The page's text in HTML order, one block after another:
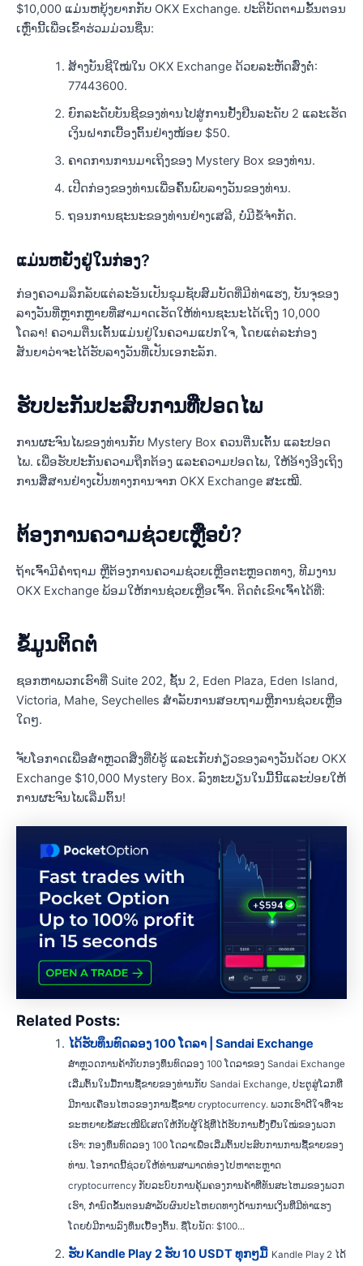
$10,000 ແມ່ນຫຍຸ້ງຍາກກັບ OKX Exchange. ປະຕິບັດຕາມຂັ້ນຕອນ
ເຫຼົ່ານີ້ເພື່ອເຂົ້າຮ່ວມມ່ວນຊື່ນ:
ສ້າງບັນຊີໃໝ່ໃນ OKX Exchange ດ້ວຍລະຫັດສົ່ງຕໍ່:
77443600.
ຍົກລະດັບບັນຊີຂອງທ່ານໄປສູ່ການຢັ້ງຢືນລະດັບ 2 ແລະເຮັດ
ເງິນຝາກເບື້ອງຕົ້ນຢ່າງໜ້ອຍ $50.
ຄາດການການມາເຖິງຂອງ Mystery Box ຂອງທ່ານ.
ເປີດກ່ອງຂອງທ່ານເພື່ອຄົ້ນພົບລາງວັນຂອງທ່ານ.
ຖອນການຊະນະຂອງທ່ານຢ່າງເສລີ, ບໍ່ມີຂໍ້ຈໍາກັດ.
ແມ່ນຫຍັງຢູ່ໃນກ່ອງ?
ກ່ອງຄວາມລຶກລັບແຕ່ລະອັນເປັນຂຸມຊັບສົມບັດທີ່ມີທ່າແຮງ, ບັນຈຸຂອງ
ລາງວັນທີ່ຫຼາກຫຼາຍທີ່ສາມາດເຮັດໃຫ້ທ່ານຊະນະໄດ້ເຖິງ 10,000
ໂດລາ! ຄວາມຕື່ນເຕັ້ນແມ່ນຢູ່ໃນຄວາມແປກໃຈ, ໂດຍແຕ່ລະກ່ອງ
ສັນຍາວ່າຈະໄດ້ຮັບລາງວັນທີ່ເປັນເອກະລັກ.
ຮັບປະກັນປະສົບການທີ່ປອດໄພ
ການຜະຈົນໄພຂອງທ່ານກັບ Mystery Box ຄວນຕື່ນເຕັ້ນ ແລະປອດ
ໄພ. ເພື່ອຮັບປະກັນຄວາມຖືກຕ້ອງ ແລະຄວາມປອດໄພ, ໃຫ້ອ້າງອີງເຖິງ
ການສື່ສານຢ່າງເປັນທາງການຈາກ OKX Exchange ສະເໝີ.
ຕ້ອງການຄວາມຊ່ວຍເຫຼືອບໍ?
ຖ້າເຈົ້າມີຄຳຖາມ ຫຼືຕ້ອງການຄວາມຊ່ວຍເຫຼືອຕະຫຼອດທາງ, ທີມງານ
OKX Exchange ພ້ອມໃຫ້ການຊ່ວຍເຫຼືອເຈົ້າ. ຕິດຕໍ່ເຂົາເຈົ້າໄດ້ທີ່:
ຂໍ້​ມູນ​ຕິດ​ຕໍ່
ຊອກຫາພວກເຮົາທີ່ Suite 202, ຊັ້ນ 2, Eden Plaza, Eden Island,
Victoria, Mahe, Seychelles ສໍາລັບການສອບຖາມຫຼືການຊ່ວຍເຫຼືອ
ໃດໆ.
ຈັບໂອກາດເພື່ອສຳຫຼວດສິ່ງທີ່ບໍ່ຮູ້ ແລະເກັບກ່ຽວຂອງລາງວັນດ້ວຍ OKX
Exchange $10,000 Mystery Box. ລົງທະບຽນໃນມື້ນີ້ແລະປ່ອຍໃຫ້
ການຜະຈົນໄພເລີ່ມຕົ້ນ!
Related Posts:
ໄດ້ຮັບທຶນທົດລອງ 100 ໂດລາ | Sandai Exchange
ສຳຫຼວດການຄ້າກັບກອງທຶນທົດລອງ 100 ໂດລາຂອງ Sandai Exchange
ເລີ່ມຕົ້ນໃນມື້ການຊື້ຂາຍຂອງທ່ານກັບ Sandai Exchange, ປະຕູສູ່ໂລກທີ່
ມີການເຄື່ອນໄຫວຂອງການຊື້ຂາຍ cryptocurrency. ພວກເຮົາດີໃຈທີ່ຈະ
ຂະຫຍາຍຂໍ້ສະເໜີພິເສດໃຫ້ກັບຜູ້ໃຊ້ທີ່ໄດ້ຮັບການຢັ້ງຢືນໃໝ່ຂອງພວກ
ເຮົາ: ກອງທຶນທົດລອງ 100 ໂດລາເພື່ອເລີ່ມຕົ້ນປະສົບການການຊື້ຂາຍຂອງ
ທ່ານ. ໂອກາດນີ້ຊ່ວຍໃຫ້ທ່ານສາມາດທ່ອງໄປຫາຕະຫຼາດ
cryptocurrency ກັບລະບົບການຄຸ້ມຄອງການຄ້າທີ່ທັນສະໄຫມຂອງພວກ
ເຮົາ, ກໍານົດຂັ້ນຕອນສໍາລັບຜົນປະໂຫຍດທາງດ້ານການເງິນທີ່ມີທ່າແຮງ
ໂດຍບໍ່ມີການລົງທຶນເບື້ອງຕົ້ນ. ຊື່ໂບນັດ: $100...
ຮັບ Kandle Play 2 ຮັບ 10 USDT ທຸກໆມື້ Kandle Play 2 ໄດ້